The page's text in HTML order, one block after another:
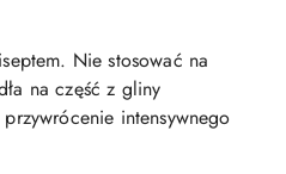
Nie stosować na
na część z gliny
intensywnego